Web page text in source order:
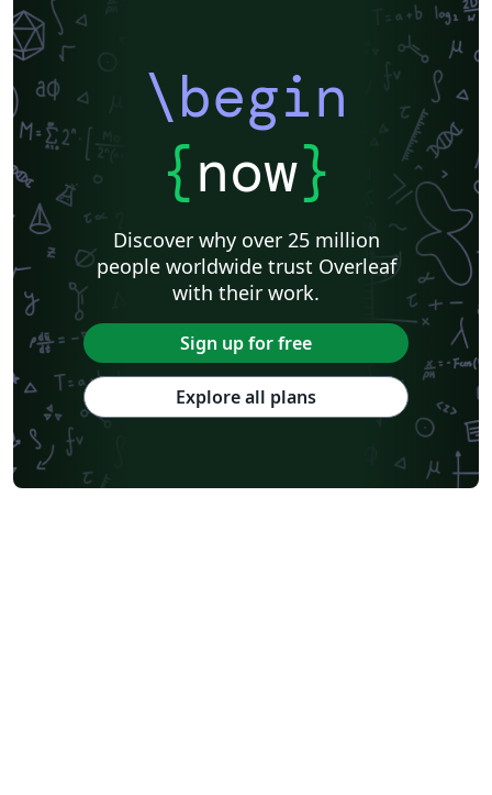
\begin
{now}
Discover why over 25 million
people worldwide trust Overleaf
with their work.
Sign up for free
Explore all plans